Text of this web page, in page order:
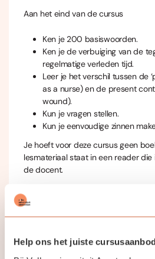
Help ons het juiste
Aan het eind van de cursus
Ken je 200 basiswoorden.
Ken je de verbuiging van de
regelmatige verleden tijd.
Leer je het verschil tussen de
as a nurse) en de present
wound).
Kun je vragen stellen.
Kun je eenvoudige zinnen
Je hoeft voor deze cursus geen
lesmateriaal staat in een reader
de docent.
Nadat je de reader doorgewerkt
eerste etappe afgelegd om goed
je geen Nederlands verstaat, is